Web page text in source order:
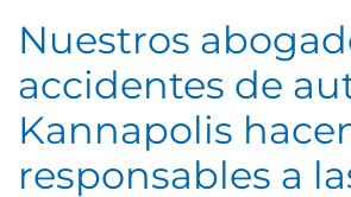
Nuestros
accidentes de
Kannapolis
responsables a